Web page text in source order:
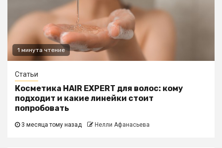
1 минута чтение
Статьи
Косметика HAIR EXPERT для волос: кому
подходит и какие линейки стоит
попробовать
3 месяца тому назад Нелли Афанасьева